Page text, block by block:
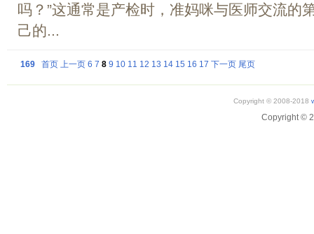
吗？”这通常是产检时，准妈咪与医师交流的
己的...
169 首页 上一页 6 7 8 9 10 11 12 13 14 15 16 17 下一页 尾页
Copyright © 2008-2018
Copyright ©